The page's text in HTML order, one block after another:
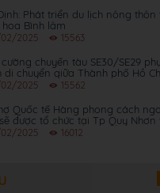
Phát triển du lịch nông
Bình lâm
2025 15563
chuyến tàu SE30/SE29
di chuyển giữa Thành phố Hồ
2025 15562
Quốc tế Hàng phong cách
được tổ chức tại Tp Quy Nhơn
năm 2025
2025 16012